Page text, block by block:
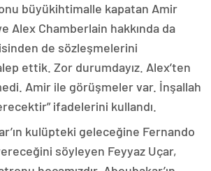
büyükihtimalle kapatan Amir
Alex Chamberlain hakkında da
de sözleşmelerini
ettik. Zor durumdayız. Alex’ten
Amir ile görüşmeler var. İnşallah
ifadelerini kullandı.
kulüpteki geleceğine Fernando
söyleyen Feyyaz Uçar,